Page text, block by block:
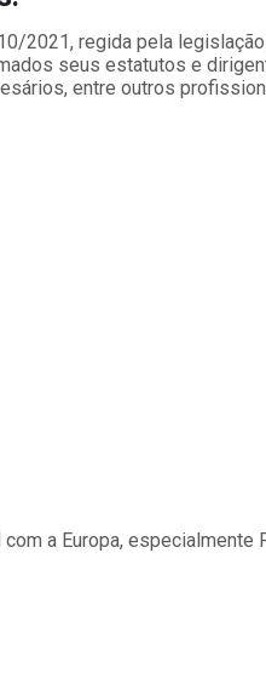
2021, regida pela
seus estatutos e
entre outros
a Europa, especialmente